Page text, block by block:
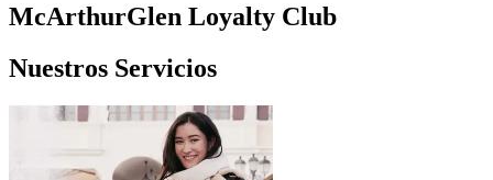
McArthurGlen Loyalty Club
Nuestros Servicios